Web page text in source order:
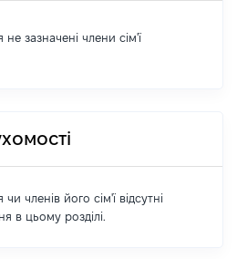
зазначені члени сім'ї
членів його сім'ї відсутні
в цьому розділі.